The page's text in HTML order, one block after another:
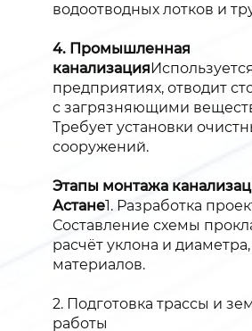
водоотводных лотков и
4. Промышленная
канализация
предприятиях, отводит
с загрязняющими
Требует установки
сооружений.
Этапы монтажа
Астане1. Разработка
Составление схемы
расчёт уклона и
материалов.
2. Подготовка трассы и
работы